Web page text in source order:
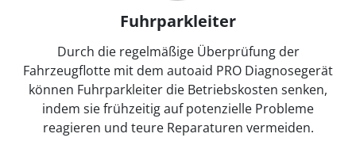
Fuhrparkleiter
Durch die regelmäßige Überprüfung der
Fahrzeugflotte mit dem autoaid PRO Diagnosegerät
können Fuhrparkleiter die Betriebskosten senken,
indem sie frühzeitig auf potenzielle Probleme
reagieren und teure Reparaturen vermeiden.